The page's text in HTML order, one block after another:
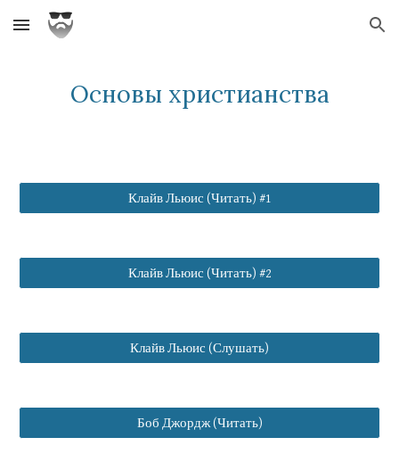
Skip to main content Skip to navigation
Основы христианства
Клайв Льюис (Читать) #1
Клайв Льюис (Читать) #2
Клайв Льюис (Слушать)
Боб Джордж (Читать)